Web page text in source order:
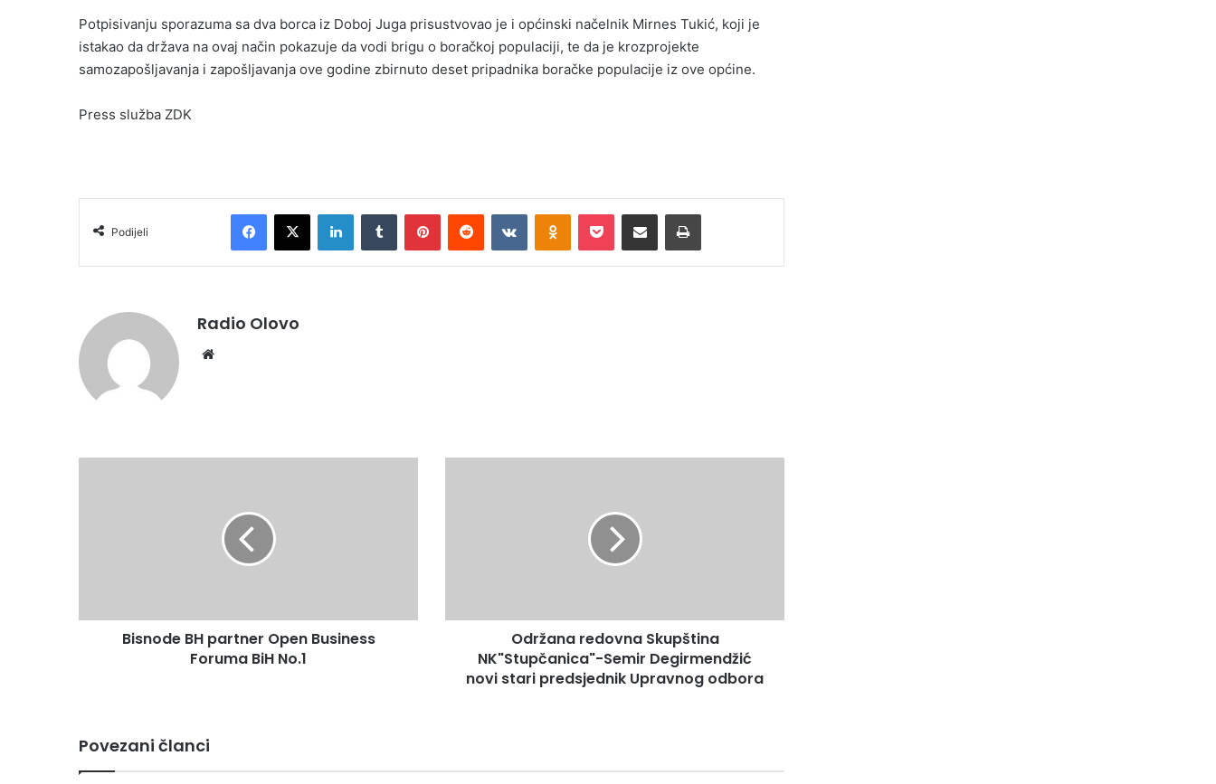
Potpisivanju sporazuma sa dva borca iz Doboj Juga prisustvovao je i općinski načelnik Mirnes Tukić, koji je
istakao da država na ovaj način pokazuje da vodi brigu o boračkoj populaciji, te da je krozprojekte
samozapošljavanja i zapošljavanja ove godine zbirnuto deset pripadnika boračke populacije iz ove općine.
Press služba ZDK
Podijeli
Facebook
X LinkedInTumblr PinterestReddit VKontakteOdnoklassniki
Pocket Podijeli putem Emaila Print
Radio Olovo
Bisnode BH partner Open Business
Foruma BiH No.1
predsjednik
odbora
Održana redovna Skupština
NK"Stupčanica"-Semir Degirmendžić
novi stari predsjednik Upravnog odbora
Povezani članci